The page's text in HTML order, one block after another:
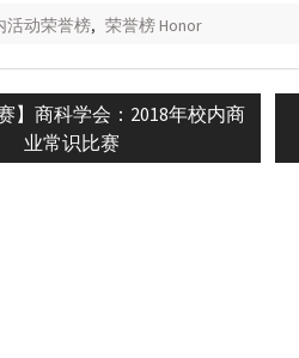
活动荣誉榜, 荣誉榜 Honor
】商科学会：2018年校内商
业常识比赛